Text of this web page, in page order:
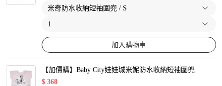
加入購物車
【加價購】Baby City娃娃城米妮防水收納短袖圍兜
$ 368